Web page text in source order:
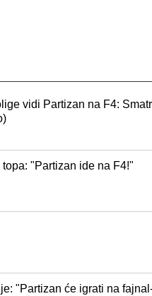
vidi Partizan na F4:
"Partizan ide na F4!"
"Partizan će igrati na